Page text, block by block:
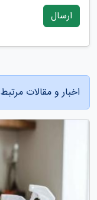
ارسال
اخبار و مقالات مرتبط